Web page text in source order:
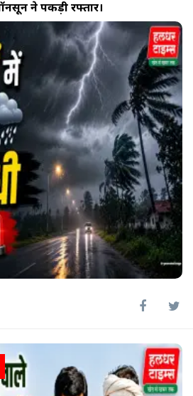
ने पकड़ी रफ्तार।